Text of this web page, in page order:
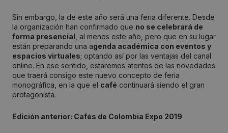
Sin embargo, la de este año será una feria diferente. Desde
la organización han confirmado que no se celebrará de
forma presencial , al menos este año, pero que en su lugar
están preparando una agenda académica con eventos y
espacios virtuales; optando así por las ventajas del canal
online. En ese sentido, estaremos atentos de las novedades
que traerá consigo este nuevo concepto de feria
monográfica, en la que el café continuará siendo el gran
protagonista.
Edición anterior: Cafés de Colombia Expo 2019